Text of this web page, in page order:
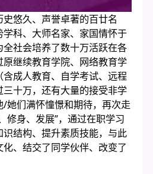
悠久、声誉卓著的百廿名
科、大师名家、家国情怀于
社会培养了数十万活跃在各
继续教育学院、网络教育学
成人教育、自学考试、远程
十万，还有大量的接受非学
她们满怀憧憬和期待，再次走
修身、发展”，通过在职学习
结构、提升素质技能，与此
、结交了同学伙伴、改变了